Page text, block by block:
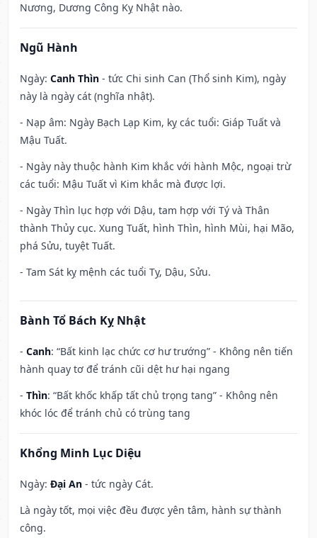
Nương, Dương Công Kỵ Nhật nào.
Ngũ Hành
Ngày: Canh Thìn - tức Chi sinh Can (Thổ sinh Kim), ngày
này là ngày cát (nghĩa nhật).
- Nạp âm: Ngày Bạch Lạp Kim, kỵ các tuổi: Giáp Tuất và
Mậu Tuất.
- Ngày này thuộc hành Kim khắc với hành Mộc, ngoại trừ
các tuổi: Mậu Tuất vì Kim khắc mà được lợi.
- Ngày Thìn lục hợp với Dậu, tam hợp với Tý và Thân
thành Thủy cục. Xung Tuất, hình Thìn, hình Mùi, hại Mão,
phá Sửu, tuyệt Tuất.
- Tam Sát kỵ mệnh các tuổi Tỵ, Dậu, Sửu.
Bành Tổ Bách Kỵ Nhật
- Canh: “Bất kinh lạc chức cơ hư trướng” - Không nên tiến
hành quay tơ để tránh cũi dệt hư hại ngang
- Thìn: “Bất khốc khấp tất chủ trọng tang” - Không nên
khóc lóc để tránh chủ có trùng tang
Khổng Minh Lục Diệu
Ngày: Đại An - tức ngày Cát.
Là ngày tốt, mọi việc đều được yên tâm, hành sự thành
công.